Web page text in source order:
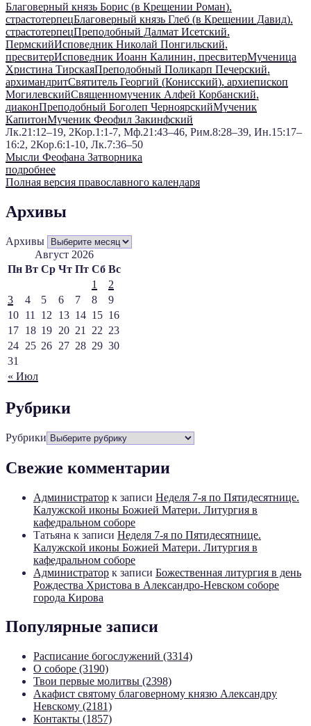
Благоверный князь Борис (в Крещении Роман),
страстотерпецБлаговерный князь Глеб (в Крещении Давид),
страстотерпецПреподобный Далмат Исетский,
ПермскийИсповедник Николай Понгильский,
пресвитерИсповедник Иоанн Калинин, пресвитерМученица
Христина ТирскаяПреподобный Поликарп Печерский,
архимандритСвятитель Георгий (Конисский), архиепископ
МогилевскийСвященномученик Алфей Корбанский,
диаконПреподобный Боголеп ЧерноярскийМученик
КапитонМученик Феофил Закинфский
Лк.21:12–19, 2Кор.1:1-7, Мф.21:43–46, Рим.8:28–39, Ин.15:17–
16:2, 2Кор.6:1-10, Лк.7:36–50
Мысли Феофана Затворника
подробнее
Полная версия православного календаря
Архивы
Архивы
Август 2026
Пн Вт Ср Чт Пт Сб Вс
« Июл
1
2
3
4 5 6 7 8
9
10 11 12 13 14 15 16
17 18 19 20 21 22 23
24 25 26 27 28 29 30
31
Рубрики
Рубрики
Свежие комментарии
Администратор к записи Неделя 7-я по Пятидесятнице.
Калужской иконы Божией Матери. Литургия в
кафедральном соборе
Татьяна к записи Неделя 7-я по Пятидесятнице.
Калужской иконы Божией Матери. Литургия в
кафедральном соборе
Администратор к записи Божественная литургия в день
Рождества Христова в Александро-Невском соборе
города Кирова
Популярные записи
Расписание богослужений (3314)
О соборе (3190)
Твои первые молитвы (2398)
Акафист святому благоверному князю Александру
Невскому (2181)
Контакты (1857)